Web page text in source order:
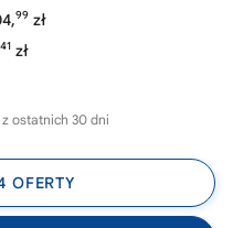
99 zł
41 zł
ostatnich 30 dni
OFERTY